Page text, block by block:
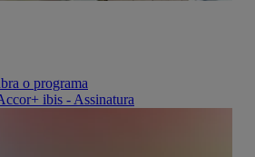
o programa
ibis - Assinatura